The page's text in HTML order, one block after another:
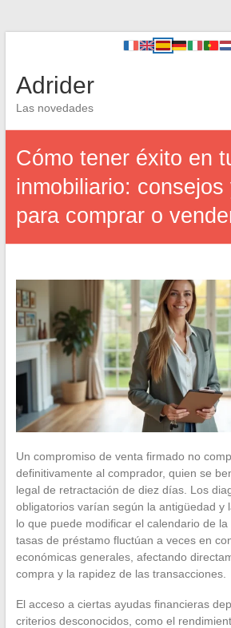
Adrider
Las novedades
Cómo tener éxito en
inmobiliario: consejos
para comprar o
Un compromiso de venta firmado no
definitivamente al comprador, quien se
legal de retractación de diez días. Los
obligatorios varían según la antigüedad y
lo que puede modificar el calendario de
tasas de préstamo fluctúan a veces en
económicas generales, afectando
compra y la rapidez de las transacciones.
El acceso a ciertas ayudas financieras
criterios desconocidos, como el